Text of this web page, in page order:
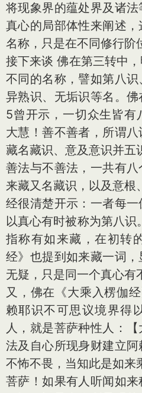
将现象界的蕴处界及诸
真心的局部体性来阐述
名称，只是在不同修行阶
接下来谈 佛在第三转中
不同的名称，譬如第八识
异熟识、无垢识等名。
5曾开示，一切众生皆有
大慧！善不善者，所谓
藏名藏识、意及意识并五
善法与不善法，一共有
来藏又名藏识，以及意根
经很清楚开示：一者每
以真心有时被称为第八
指称有如来藏，在初转
经》也提到如来藏一词
无疑，只是同一个真心有
又，佛在《大乘入楞伽
赖耶识不可思议境界得
人，就是菩萨种性人：
法及自心所现身财建立
不怖不畏，当知此是如来
菩萨！如果有人听闻如